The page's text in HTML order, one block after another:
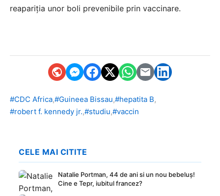
reapariția unor boli prevenibile prin vaccinare.
#CDC Africa,#Guineea Bissau,#hepatita B,
#robert f. kennedy jr.,#studiu,#vaccin
CELE MAI CITITE
Natalie Portman, 44 de ani si un nou bebeluș!
Cine e Tepr, iubitul francez?